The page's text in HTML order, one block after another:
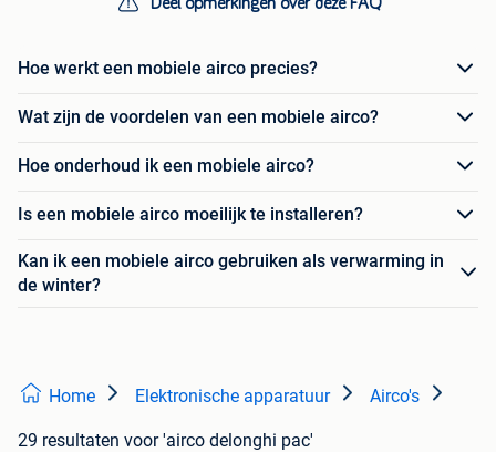
Hoe werkt een mobiele airco precies?
Wat zijn de voordelen van een mobiele airco?
Hoe onderhoud ik een mobiele airco?
Is een mobiele airco moeilijk te installeren?
Kan ik een mobiele airco gebruiken als verwarming in
de winter?
Home Elektronische apparatuur Airco's
29 resultaten voor 'airco delonghi pac'